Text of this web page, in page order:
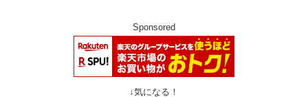
Sponsored
↓気になる！